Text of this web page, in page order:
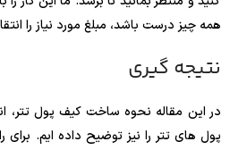
همه چیز درست باشد، مبلغ مورد نیاز را
نتیجه گیری
در این مقاله نحوه ساخت کیف پول تتر،
پول های تتر را نیز توضیح داده ایم. برای